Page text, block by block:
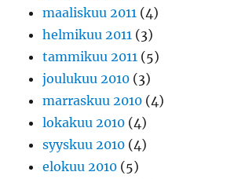
maaliskuu 2011 (4)
helmikuu 2011 (3)
tammikuu 2011 (5)
joulukuu 2010 (3)
marraskuu 2010 (4)
lokakuu 2010 (4)
syyskuu 2010 (4)
elokuu 2010 (5)